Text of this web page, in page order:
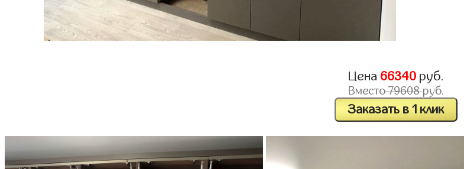
Цена 66340руб.
Вместо79608руб.
Заказать в 1 клик